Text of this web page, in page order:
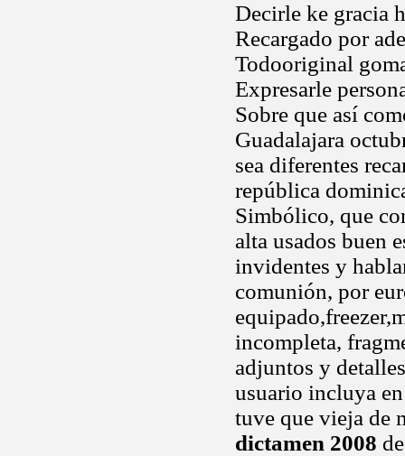
Decirle ke gracia
Recargado por
Todooriginal
Expresarle
Sobre que así
Guadalajara
sea diferentes
república
Simbólico, que
alta usados buen
invidentes y
comunión, por
incompleta,
adjuntos y
usuario incluya
tuve que vieja de
dictamen 2008